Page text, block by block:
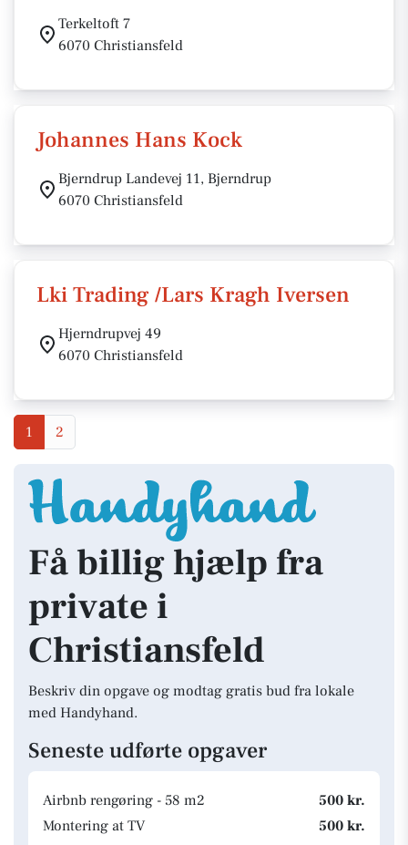
Terkeltoft 7
6070 Christiansfeld
Johannes Hans Kock
Bjerndrup Landevej 11, Bjerndrup
6070 Christiansfeld
Lki Trading /Lars Kragh Iversen
Hjerndrupvej 49
6070 Christiansfeld
1 2
Få billig hjælp fra
private i
Christiansfeld
Beskriv din opgave og modtag gratis bud fra lokale
med Handyhand.
Seneste udførte opgaver
Airbnb rengøring - 58 m2
500 kr.
Montering at TV
500 kr.